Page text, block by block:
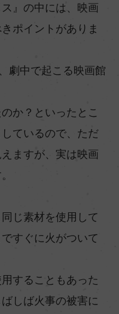
』の中には、映画
ポイントがありま
劇中で起こる映画館
か？といったとこ
ているので、ただ
ますが、実は映画
じ素材を使用して
すぐに火がついて
することもあった
しば火事の被害に